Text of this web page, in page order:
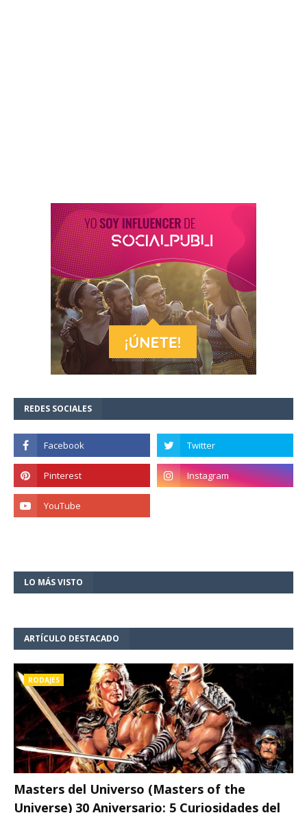
REDES SOCIALES
LO MÁS VISTO
ARTÍCULO DESTACADO
RODAJES
Masters del Universo (Masters of the
Universe) 30 Aniversario: 5 Curiosidades del